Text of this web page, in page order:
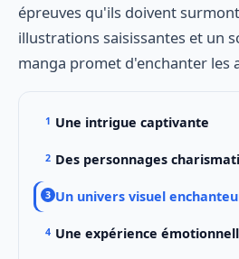
épreuves qu'ils doivent
illustrations saisissantes et un
manga promet d'enchanter les
Une intrigue captivante
Des personnages
Un univers visuel
Une expérience